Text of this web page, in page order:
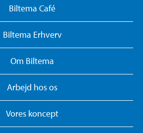
Biltema Café
Biltema Erhverv
Om Biltema
Arbejd hos os
Vores koncept